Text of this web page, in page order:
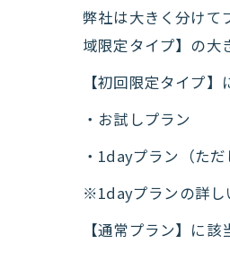
弊社は大きく分けて
域限定タイプ】の大
【初回限定タイプ】
・お試しプラン
・1dayプラン（た
※1dayプランの詳し
【通常プラン】に該